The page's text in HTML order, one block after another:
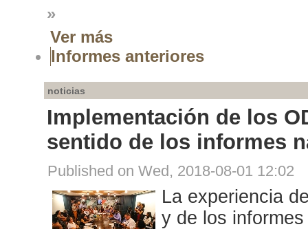
»
Ver más
Informes anteriores
noticias
Implementación de los
sentido de los informes
Published on Wed, 2018-08-01 12:02
La experiencia
y de los